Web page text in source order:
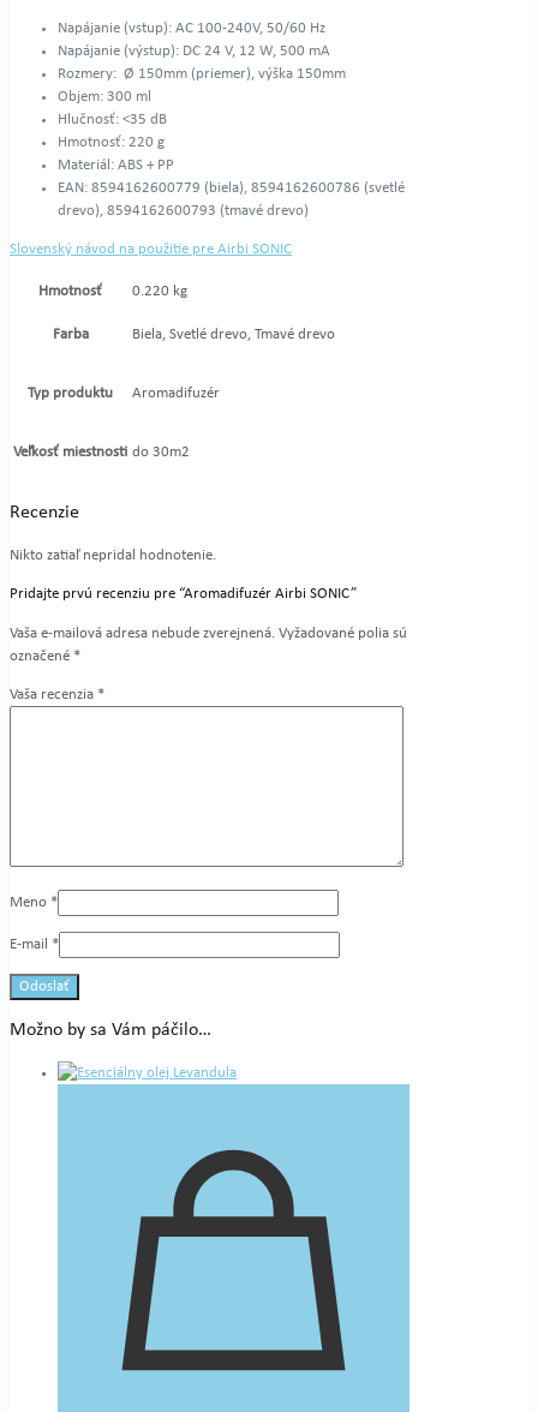
Napájanie (vstup): AC 100-240V, 50/60 Hz
Napájanie (výstup): DC 24 V, 12 W, 500 mA
Rozmery: Ø 150mm (priemer), výška 150mm
Objem: 300 ml
Hlučnosť: <35 dB
Hmotnosť: 220 g
Materiál: ABS + PP
EAN: 8594162600779 (biela), 8594162600786 (svetlé
drevo), 8594162600793 (tmavé drevo)
Slovenský návod na použitie pre Airbi SONIC
Hmotnosť 0.220 kg
Farba Biela, Svetlé drevo, Tmavé drevo
Typ produktu Aromadifuzér
Veľkosť miestnosti do 30m2
Recenzie
Nikto zatiaľ nepridal hodnotenie.
Pridajte prvú recenziu pre “Aromadifuzér Airbi SONIC”
Vaša e-mailová adresa nebude zverejnená. Vyžadované polia sú
označené *
Vaša recenzia *
Meno *
E-mail *
Možno by sa Vám páčilo…